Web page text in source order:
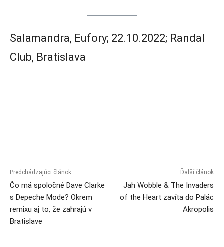
Salamandra, Eufory; 22.10.2022; Randal
Club, Bratislava
Predchádzajúci článok
Čo má spoločné Dave Clarke
s Depeche Mode? Okrem
remixu aj to, že zahrajú v
Bratislave
Ďalší článok
Jah Wobble & The Invaders
of the Heart zavíta do Palác
Akropolis